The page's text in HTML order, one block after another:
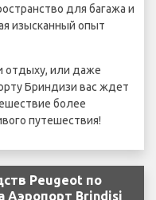
для багажа и
изысканный опыт
отдыху, или даже
Бриндизи вас ждет
более
путешествия!
Peugeot по
Аэропорт Brindisi